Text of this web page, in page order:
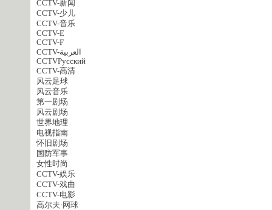
CCTV-新闻
CCTV-少儿
CCTV-音乐
CCTV-E
CCTV-F
CCTV-العربية
CCTVPусский
CCTV-高清
风云足球
风云音乐
第一剧场
风云剧场
世界地理
电视指南
怀旧剧场
国防军事
女性时尚
CCTV-娱乐
CCTV-戏曲
CCTV-电影
高尔夫·网球